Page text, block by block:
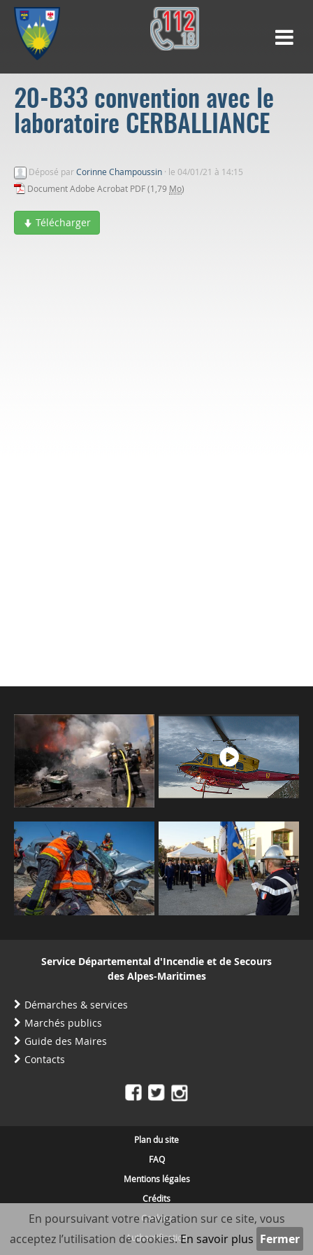
20-B33 convention avec le
laboratoire CERBALLIANCE
Déposé parCorinne Champoussin · le 04/01/21 à 14:15
Document Adobe Acrobat PDF (1,79 Mo)
Télécharger
Service Départemental d'Incendie et de Secours
des Alpes-Maritimes
Démarches & services
Marchés publics
Guide des Maires
Contacts
Plan du site
FAQ
Mentions légales
Crédits
Cookies
Authentification
En poursuivant votre navigation sur ce site, vous
acceptez l’utilisation de cookies.En savoir plus